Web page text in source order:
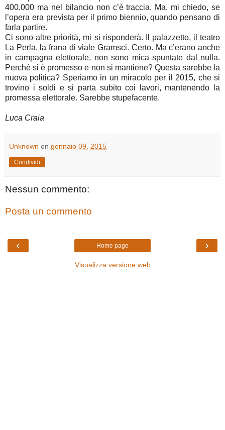
400.000 ma nel bilancio non c’è traccia. Ma, mi chiedo, se
l’opera era prevista per il primo biennio, quando pensano di
farla partire.
Ci sono altre priorità, mi si risponderà. Il palazzetto, il teatro
La Perla, la frana di viale Gramsci. Certo. Ma c’erano anche
in campagna elettorale, non sono mica spuntate dal nulla.
Perché si è promesso e non si mantiene? Questa sarebbe la
nuova politica? Speriamo in un miracolo per il 2015, che si
trovino i soldi e si parta subito coi lavori, mantenendo la
promessa elettorale. Sarebbe stupefacente.
Luca Craia
Unknown on gennaio 09, 2015
Condividi
Nessun commento:
Posta un commento
‹ ›
Home page
Visualizza versione web